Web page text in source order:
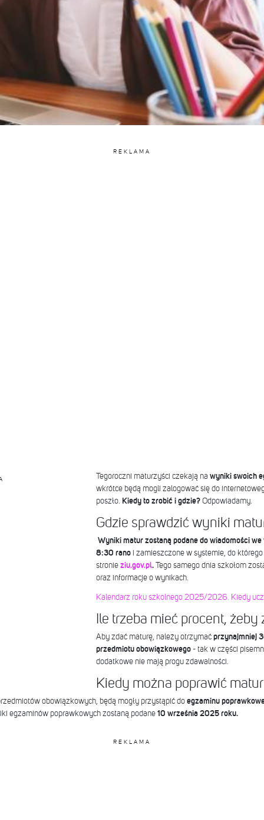
REKLAMA
Tegoroczni maturzyści czekają na wyniki swoich
wkrótce będą mogli zalogować się do
poszło. Kiedy to zrobić i gdzie?Odpowiadamy.
Gdzie sprawdzić wyniki
Wyniki matur zostaną podane do wiadomości
8:30 rano
i zamieszczone w systemie, do
stronie ziu.gov.pl.Tego samego dnia szkołom
oraz informacje o wynikach.
Kalendarz roku szkolnego 2025/2026. Kiedy
Ile trzeba mieć procent,
Aby zdać maturę, należy otrzymać przynajmniej
przedmiotu obowiązkowego- tak w części
dodatkowe nie mają progu zdawalności.
Kiedy można poprawić
obowiązkowych, będą mogły przystąpić do egzaminu
egzaminów poprawkowych zostaną podane 10 września 2025 roku.
REKLAMA